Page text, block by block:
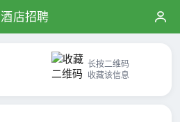
酒店招聘
长按二维码
收藏该信息